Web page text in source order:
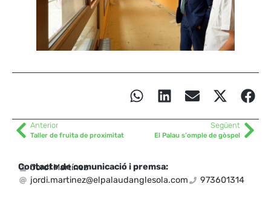
Anterior
Taller de fruita de proximitat
Següent
El Palau s’omple de gòspel
Contacte de comunicació i premsa:
Jordi Martínez
jordi.martinez@elpalaudanglesola.com
973601314